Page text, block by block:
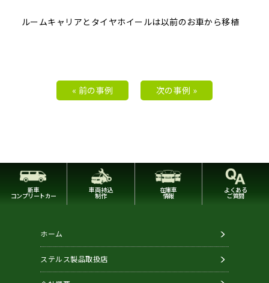
ルームキャリアとタイヤホイールは以前のお車から移植
« 前の事例 次の事例 »
新車
コンプリートカー
車両持込
制作
在庫車
情報
よくある
ご質問
ホーム
ステルス製品取扱店